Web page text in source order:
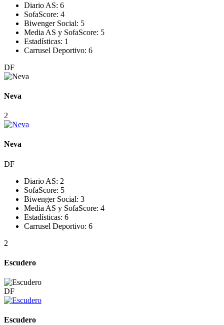
Diario AS: 6
SofaScore: 4
Biwenger Social: 5
Media AS y SofaScore: 5
Estadísticas: 1
Carrusel Deportivo: 6
DF
Neva
2
Neva
DF
Diario AS: 2
SofaScore: 5
Biwenger Social: 3
Media AS y SofaScore: 4
Estadísticas: 6
Carrusel Deportivo: 6
2
Escudero
DF
Escudero